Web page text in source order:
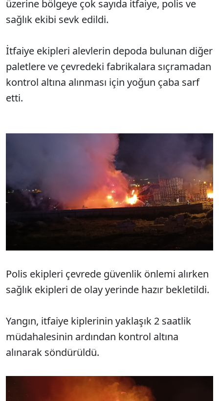
üzerine bölgeye çok sayıda itfaiye, polis ve
sağlık ekibi sevk edildi.
İtfaiye ekipleri alevlerin depoda bulunan diğer
paletlere ve çevredeki fabrikalara sıçramadan
kontrol altına alınması için yoğun çaba sarf
etti.
Polis ekipleri çevrede güvenlik önlemi alırken
sağlık ekipleri de olay yerinde hazır bekletildi.
Yangın, itfaiye kiplerinin yaklaşık 2 saatlik
müdahalesinin ardından kontrol altına
alınarak söndürüldü.